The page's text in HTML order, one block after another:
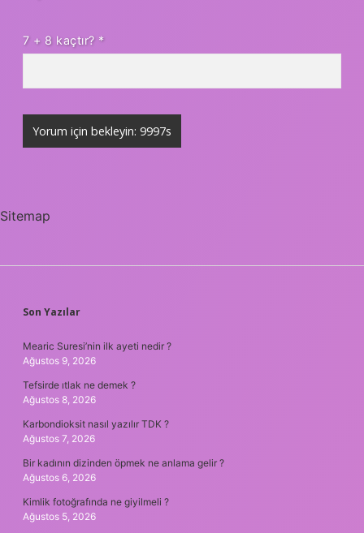
7 + 8 kaçtır? *
Sitemap
SIDEBAR
Son Yazılar
Mearic Suresi’nin ilk ayeti nedir ?
Ağustos 9, 2026
Tefsirde ıtlak ne demek ?
Ağustos 8, 2026
Karbondioksit nasıl yazılır TDK ?
Ağustos 7, 2026
Bir kadının dizinden öpmek ne anlama gelir ?
Ağustos 6, 2026
Kimlik fotoğrafında ne giyilmeli ?
Ağustos 5, 2026